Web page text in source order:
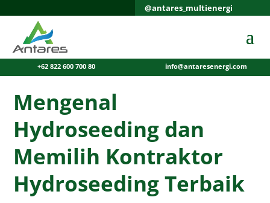
@antares_multienergi
+62 822 600 700 80 info@antaresenergi.com
Mengenal
Hydroseeding dan
Memilih Kontraktor
Hydroseeding Terbaik